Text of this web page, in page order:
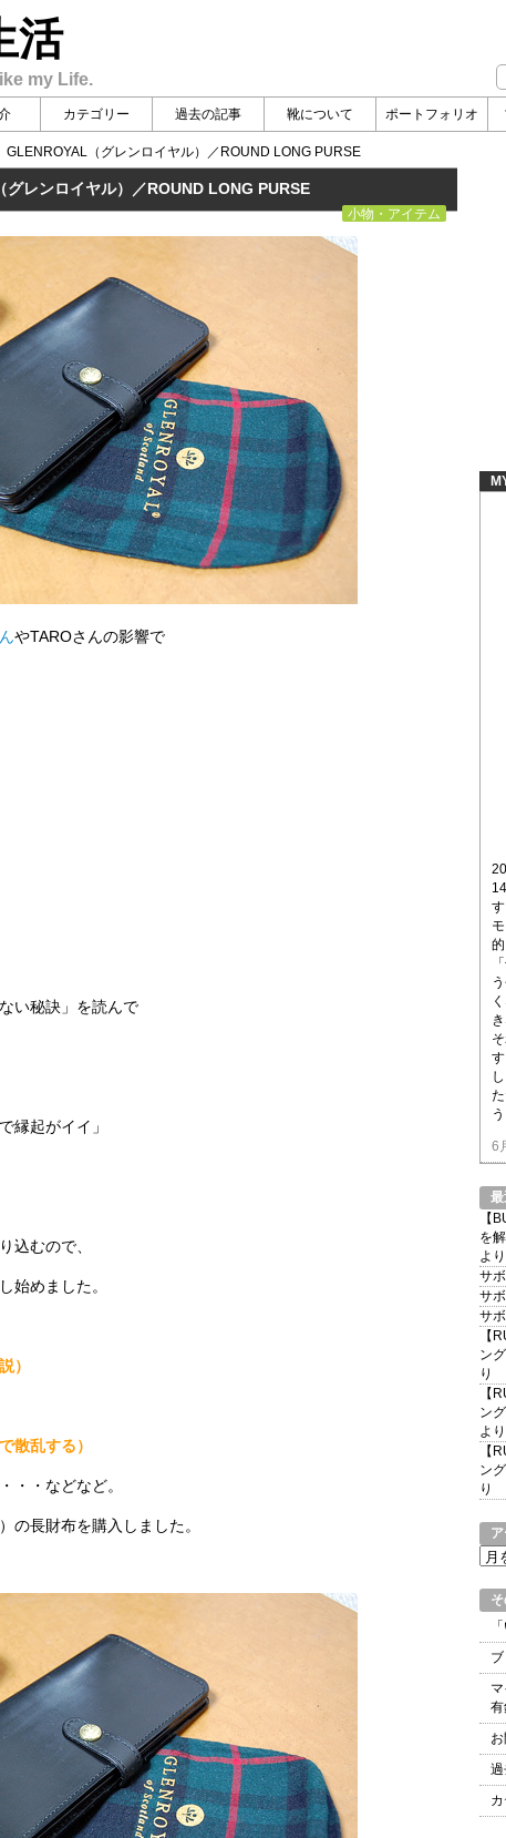
活
my Life.
カテゴリー 過去の記事 靴について ポートフォリオ
（グレンロイヤル）／ROUND LONG PURSE
レンロイヤル）／ROUND LONG PURSE
小物・アイテム
やTAROさんの影響で
い秘訣」を読んで
縁起がイイ」
込むので、
始めました。
）
散乱する）
・などなど。
の長財布を購入しました。
6
最
【
を
より
サ
サ
サ
【
ン
り
【
ン
より
【
ン
り
ア
カ
ブ
有